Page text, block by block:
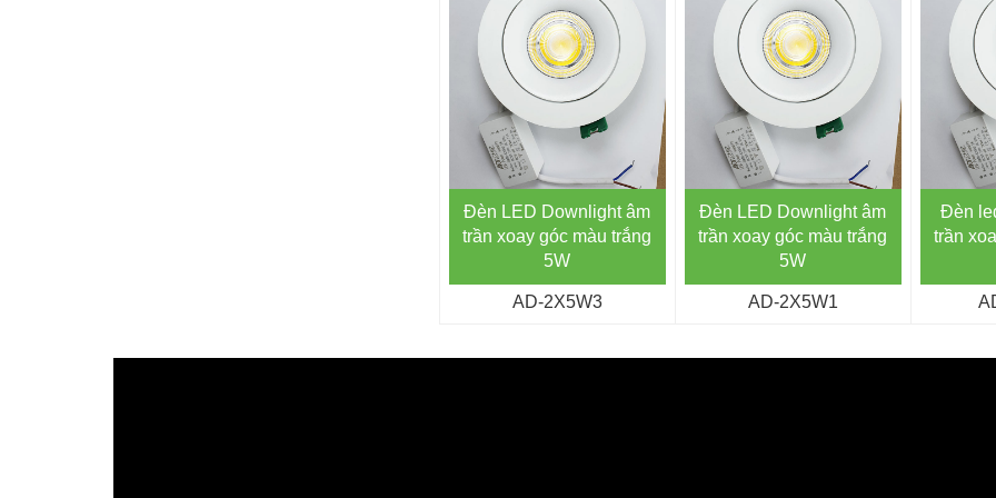
Đèn LED Downlight âm
trần xoay góc màu trắng
5W
AD-2X5W3
Đèn LED Downlight âm
trần xoay góc màu trắng
5W
AD-2X5W1
Đèn
trần